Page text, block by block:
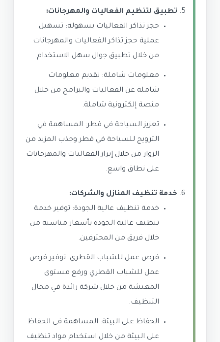
تطبيق لتنظيم الفعاليات والمهرجانات:
حجز تذاكر الفعاليات بسهولة: تسهيل
عملية حجز تذاكر الفعاليات والمهرجانات
من خلال تطبيق جوال سهل الاستخدام.
معلومات شاملة: تقديم معلومات
شاملة عن الفعاليات والبرامج من خلال
منصة إلكترونية شاملة.
تعزيز السياحة في قطر: المساهمة في
الترويج للسياحة في قطر وجذب المزيد من
الزوار من خلال إبراز الفعاليات والمهرجانات
على نطاق واسع.
خدمة تنظيف المنازل والشركات:
خدمة تنظيف عالية الجودة: توفير خدمة
تنظيف عالية الجودة بأسعار مناسبة من
خلال فريق من المحترفين.
فرص عمل للشباب القطري: توفير فرص
عمل للشباب القطري ورفع مستوى
المعيشة من خلال شركة رائدة في مجال
التنظيف.
الحفاظ على البيئة: المساهمة في الحفاظ
على البيئة من خلال استخدام مواد تنظيف